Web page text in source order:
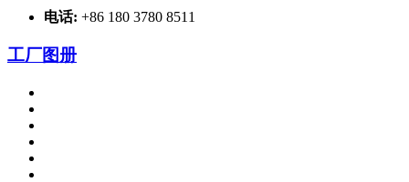
电话: +86 180 3780 8511
工厂图册